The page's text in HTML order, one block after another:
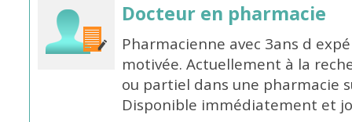
Docteur en pharmacie
Pharmacienne avec 3ans d
motivée. Actuellement à la
ou partiel dans une pharmacie
Disponible immédiatement et